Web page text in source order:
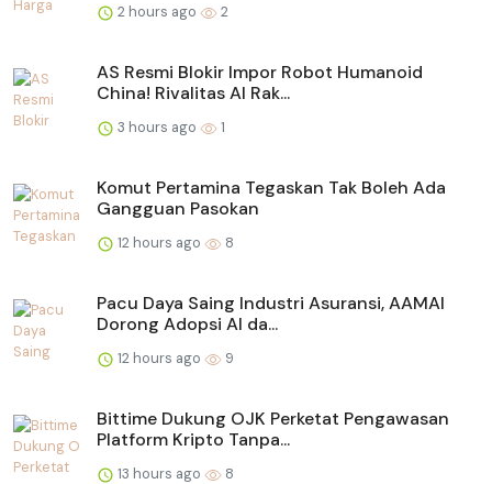
2 hours ago 2
AS Resmi Blokir Impor Robot Humanoid
China! Rivalitas AI Rak...
3 hours ago 1
Komut Pertamina Tegaskan Tak Boleh Ada
Gangguan Pasokan
12 hours ago 8
Pacu Daya Saing Industri Asuransi, AAMAI
Dorong Adopsi AI da...
12 hours ago 9
Bittime Dukung OJK Perketat Pengawasan
Platform Kripto Tanpa...
13 hours ago 8